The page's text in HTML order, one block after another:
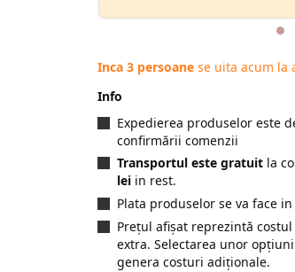
Inca 3 persoane se uita acum la
Info
Expedierea produselor este
confirmării comenzii
Transportul este gratuit la
lei in rest.
Plata produselor se va face
Prețul afișat reprezintă
extra. Selectarea unor
genera costuri adiționale.